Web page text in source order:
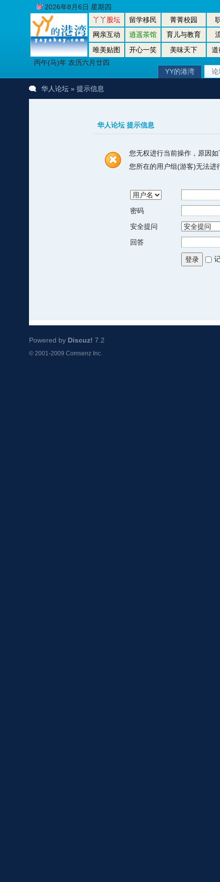
丫丫股坛 留学移民 菁菁校园
网亲互动
逍遥茶馆 育儿与教育
唯美贴图
开心一笑 美味天下
道
丙午(马)年 农历六月廿四
2026年8月6日 星期四
YY的港湾 论
华人论坛» 提示信息
华人论坛 提示信息
您无权进行当前操作，原因如
您所在的用户组(游客)无法进
密码
安全提问
回答
登录
Powered by Discuz! 7.2
© 2001-2009 Comsenz Inc.